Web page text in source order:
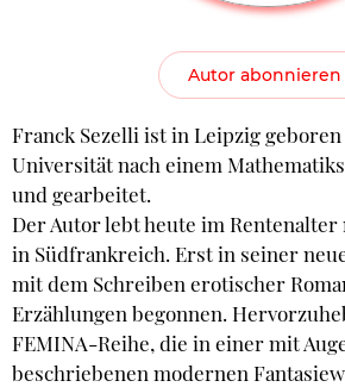
Autor abonnieren
Franck Sezelli ist in Leipzig
Universität nach einem
und gearbeitet.
Der Autor lebt heute im
in Südfrankreich. Erst in seiner
mit dem Schreiben erotischer
Erzählungen begonnen.
FEMINA-Reihe, die in einer mit
beschriebenen modernen